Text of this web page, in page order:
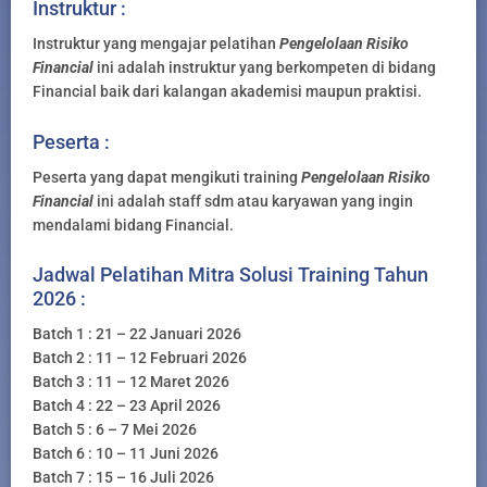
Instruktur :
Instruktur yang mengajar pelatihan Pengelolaan Risiko
Financial ini adalah instruktur yang berkompeten di bidang
Financial baik dari kalangan akademisi maupun praktisi.
Peserta :
Peserta yang dapat mengikuti training Pengelolaan Risiko
Financial ini adalah staff sdm atau karyawan yang ingin
mendalami bidang Financial.
Jadwal Pelatihan Mitra Solusi Training Tahun
2026 :
Batch 1 : 21 – 22 Januari 2026
Batch 2 : 11 – 12 Februari 2026
Batch 3 : 11 – 12 Maret 2026
Batch 4 : 22 – 23 April 2026
Batch 5 : 6 – 7 Mei 2026
Batch 6 : 10 – 11 Juni 2026
Batch 7 : 15 – 16 Juli 2026